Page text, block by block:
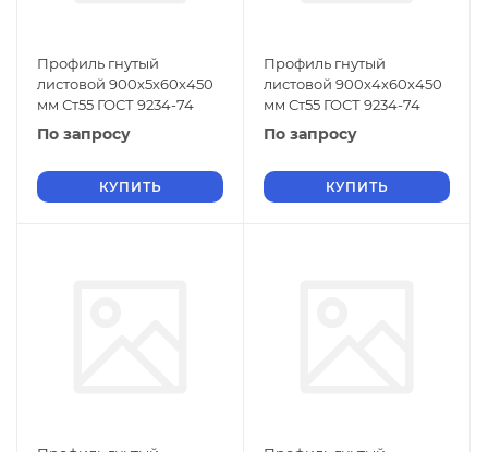
Профиль гнутый
листовой 900х5х60х450
мм Ст55 ГОСТ 9234-74
По запросу
КУПИТЬ
Профиль гнутый
листовой 900х4х60х450
мм Ст55 ГОСТ 9234-74
По запросу
КУПИТЬ